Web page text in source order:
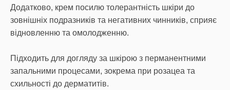
Додатково, крем посилю толерантність шкіри до
зовнішніх подразників та негативних чинників, сприяє
відновленню та омолодженню.
Підходить для догляду за шкірою з перманентними
запальними процесами, зокрема при розацеа та
схильності до дерматитів.